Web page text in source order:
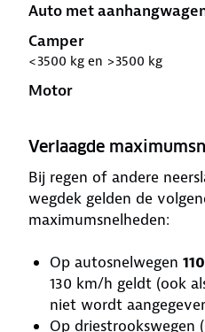
Auto met
Camper
<3500 kg en >3500 kg
Motor
Verlaagde
Bij regen of andere
wegdek gelden de
maximumsnelheden:
Op autosnelwegen
130 km/h geldt (ook
niet wordt
Op driestrookswegen